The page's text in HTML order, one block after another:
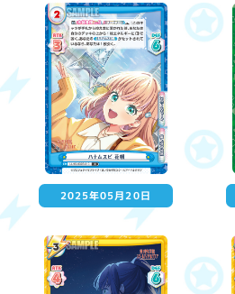
2025年05月20日